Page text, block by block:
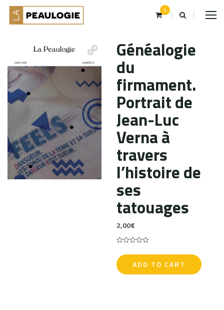
0
Généalogie
du
firmament.
Portrait de
Jean-Luc
Verna à
travers
l’histoire de
ses
tatouages
2,00€
out
of
based
on
ADD TO CART